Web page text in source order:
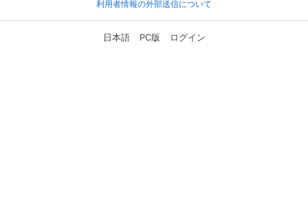
利用者情報の外部送信について
日本語 PC版 ログイン